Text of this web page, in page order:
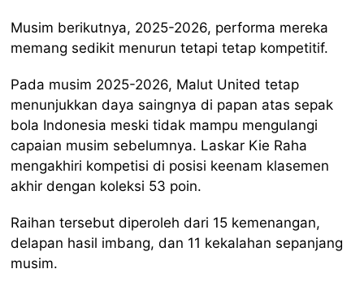
Musim berikutnya, 2025-2026, performa mereka
memang sedikit menurun tetapi tetap kompetitif.
Pada musim 2025-2026, Malut United tetap
menunjukkan daya saingnya di papan atas sepak
bola Indonesia meski tidak mampu mengulangi
capaian musim sebelumnya. Laskar Kie Raha
mengakhiri kompetisi di posisi keenam klasemen
akhir dengan koleksi 53 poin.
Raihan tersebut diperoleh dari 15 kemenangan,
delapan hasil imbang, dan 11 kekalahan sepanjang
musim.